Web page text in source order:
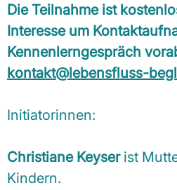
Die Teilnahme ist
Interesse um
Kennenlerngespräch
kontakt@lebensfluss-
Initiatorinnen:
Christiane Keyserist
Kindern.